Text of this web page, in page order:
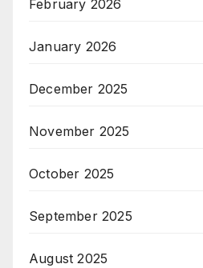
February 2026
January 2026
December 2025
November 2025
October 2025
September 2025
August 2025